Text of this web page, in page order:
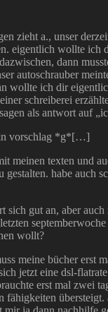
zieht a., unser
eigentlich wollte
dann
autoschrauber
ich dir
schreiberei
als antwort auf
vorschlag *g*[…]
meinen texten und
habe auch
gut an, aber
wollt?
meine bücher erst
jetzt eine dsl-
erst mal zwei